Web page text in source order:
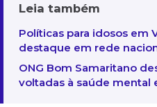
Leia também
Políticas para idosos em
destaque em rede
ONG Bom Samaritano
voltadas à saúde mental